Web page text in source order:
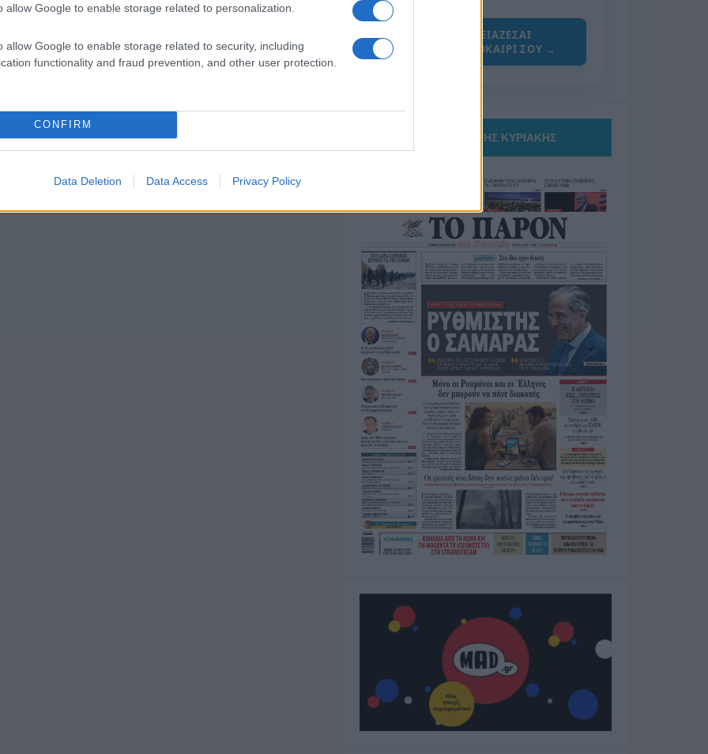
allow Google to enable storage related to personalization.
allow Google to enable storage related to security, including
functionality and fraud prevention, and other user protection.
CONFIRM
Data Deletion Data Access Privacy Policy
ΟΣΑ ΧΡΕΙΑΖΕΣΑΙ
ΓΙΑ ΤΟ ΚΑΛΟΚΑΙΡΙ ΣΟΥ →
ΤΟ ΠΑΡΟΝ ΤΗΣ ΚΥΡΙΑΚΗΣ